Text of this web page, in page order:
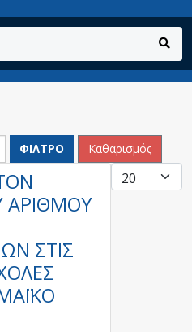
ΤΊΤΛΟΥ.
ΦΊΛΤΡΟ Καθαρισμός
ΑΡΙΘΜΟΎ
ΣΤΙΣ